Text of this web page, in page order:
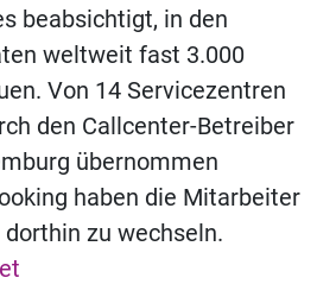
beabsichtigt, in den
weltweit fast 3.000
Von 14 Servicezentren
den Callcenter-Betreiber
übernommen
haben die Mitarbeiter
zu wechseln.